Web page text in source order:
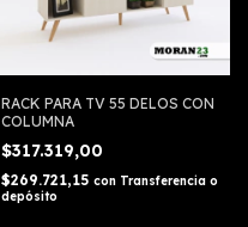
RACK PARA TV 55 DELOS CON
COLUMNA
$317.319,00
$269.721,15 con Transferencia o
depósito